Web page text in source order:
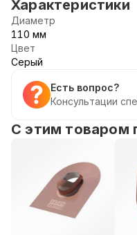
Характеристики
Диаметр
110 мм
Цвет
Серый
Есть вопрос?
Консультации
С этим товаром